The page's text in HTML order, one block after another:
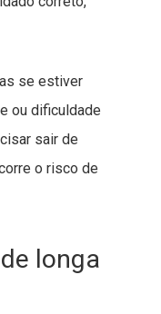
se estiver
ou dificuldade
sair de
o risco de
longa